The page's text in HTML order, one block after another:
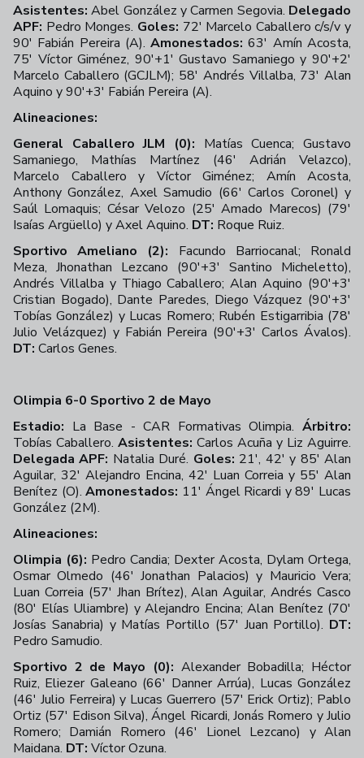
Asistentes: Abel González y Carmen Segovia. Delegado
APF: Pedro Monges. Goles: 72' Marcelo Caballero c/s/v y
90' Fabián Pereira (A).Amonestados: 63' Amín Acosta,
75' Víctor Giménez, 90'+1' Gustavo Samaniego y 90'+2'
Marcelo Caballero (GCJLM); 58' Andrés Villalba, 73' Alan
Aquino y 90'+3' Fabián Pereira (A).
Alineaciones:
General Caballero JLM (0): Matías Cuenca; Gustavo
Samaniego, Mathías Martínez (46' Adrián Velazco),
Marcelo Caballero y Víctor Giménez; Amín Acosta,
Anthony González, Axel Samudio (66' Carlos Coronel) y
Saúl Lomaquis; César Velozo (25' Amado Marecos) (79'
Isaías Argüello) y Axel Aquino. DT: Roque Ruiz.
Sportivo Ameliano (2): Facundo Barriocanal; Ronald
Meza, Jhonathan Lezcano (90'+3' Santino Micheletto),
Andrés Villalba y Thiago Caballero; Alan Aquino (90'+3'
Cristian Bogado), Dante Paredes, Diego Vázquez (90'+3'
Tobías González) y Lucas Romero; Rubén Estigarribia (78'
Julio Velázquez) y Fabián Pereira (90'+3' Carlos Ávalos).
DT: Carlos Genes.
Olimpia 6-0 Sportivo 2 de Mayo
Estadio: La Base - CAR Formativas Olimpia. Árbitro:
Tobías Caballero. Asistentes: Carlos Acuña y Liz Aguirre.
Delegada APF: Natalia Duré. Goles: 21', 42' y 85' Alan
Aguilar, 32' Alejandro Encina, 42' Luan Correia y 55' Alan
Benítez (O).Amonestados: 11' Ángel Ricardi y 89' Lucas
González (2M).
Alineaciones:
Olimpia (6): Pedro Candia; Dexter Acosta, Dylam Ortega,
Osmar Olmedo (46' Jonathan Palacios) y Mauricio Vera;
Luan Correia (57' Jhan Brítez), Alan Aguilar, Andrés Casco
(80' Elías Uliambre) y Alejandro Encina; Alan Benítez (70'
Josías Sanabria) y Matías Portillo (57' Juan Portillo). DT:
Pedro Samudio.
Sportivo 2 de Mayo (0): Alexander Bobadilla; Héctor
Ruiz, Eliezer Galeano (66' Danner Arrúa), Lucas González
(46' Julio Ferreira) y Lucas Guerrero (57' Erick Ortiz); Pablo
Ortiz (57' Edison Silva), Ángel Ricardi, Jonás Romero y Julio
Romero; Damián Romero (46' Lionel Lezcano) y Alan
Maidana. DT: Víctor Ozuna.